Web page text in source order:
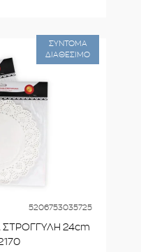
5206753035725
ΣΤΡΟΓΓΥΛΗ 24cm
ΣΥΝΤΟΜΑ
ΔΙΑΘΕΣΙΜΟ